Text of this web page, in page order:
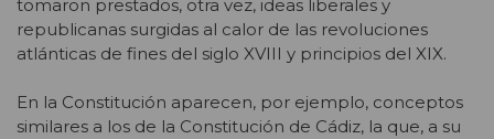
tomaron prestados, otra vez, ideas liberales y
republicanas surgidas al calor de las revoluciones
atlánticas de fines del siglo XVIII y principios del XIX.
En la Constitución aparecen, por ejemplo, conceptos
similares a los de la Constitución de Cádiz, la que, a su